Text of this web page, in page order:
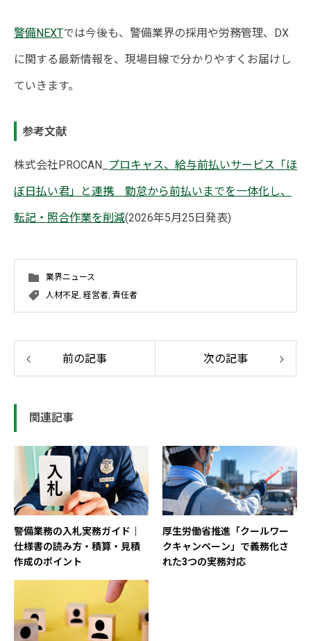
警備NEXTでは今後も、警備業界の採用や労務管理、DX
に関する最新情報を、現場目線で分かりやすくお届けし
ていきます。
参考文献
株式会社PROCAN_
プロキャス、給与前払いサービス「ほ
ぼ日払い君」と連携 勤怠から前払いまでを一体化し、
転記・照合作業を削減(2026年5月25日発表)
業界ニュース
人材不足, 経営者, 責任者
前の記事 次の記事
関連記事
警備業務の入札実務ガイド｜
仕様書の読み方・積算・見積
作成のポイント
厚生労働省推進「クールワー
クキャンペーン」で義務化さ
れた3つの実務対応